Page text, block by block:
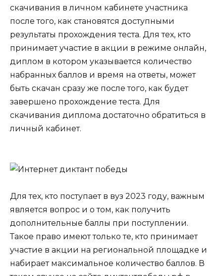
скачивания в личном кабинете участника
после того, как становятся доступными
результаты прохождения теста. Для тех, кто
принимает участие в акции в режиме онлайн,
диплом в котором указывается количество
набранных баллов и время на ответы, может
быть скачан сразу же после того, как будет
завершено прохождение теста. Для
скачивания диплома достаточно обратиться в
личный кабинет.
Для тех, кто поступает в вуз 2023 году, важным
является вопрос и о том, как получить
дополнительные баллы при поступлении.
Такое право имеют только те, кто принимает
участие в акции на региональной площадке и
набирает максимальное количество баллов. В